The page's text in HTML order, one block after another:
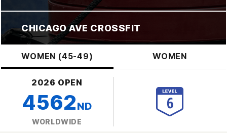
CHICAGO AVE CROSSFIT
WOMEN (45-49) WOMEN
2026 OPEN
4562ND
WORLDWIDE